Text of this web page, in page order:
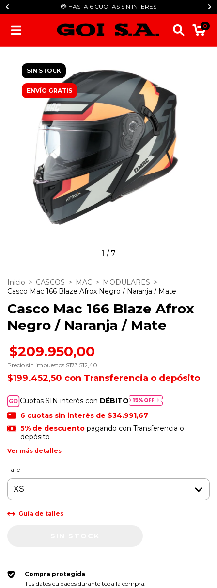
💳​ HASTA 6 CUOTAS SIN INTERES
0
SIN STOCK
ENVÍO GRATIS
1 /7
Inicio > CASCOS > MAC > MODULARES >
Casco Mac 166 Blaze Afrox Negro / Naranja / Mate
Casco Mac 166 Blaze Afrox
Negro / Naranja / Mate
$209.950,00
Precio sin impuestos $173.512,40
$199.452,50 con Transferencia o depósito
Cuotas SIN interés con DÉBITO
6 cuotas sin interés de $34.991,67
5% de descuentopagando con Transferencia o
depósito
Ver más detalles
Talle
Guía de talles
Compra protegida
Tus datos cuidados durante toda la compra.